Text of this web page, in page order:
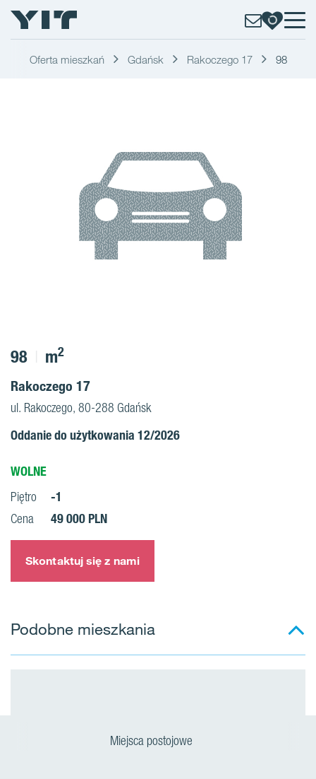
Oferta mieszkań Gdańsk Rakoczego 17 98
98 m2
Rakoczego 17
ul. Rakoczego, 80-288 Gdańsk
Oddanie do użytkowania 12/2026
WOLNE
Piętro -1
Cena 49 000 PLN
Skontaktuj się z nami
Podobne mieszkania
Miejsca postojowe